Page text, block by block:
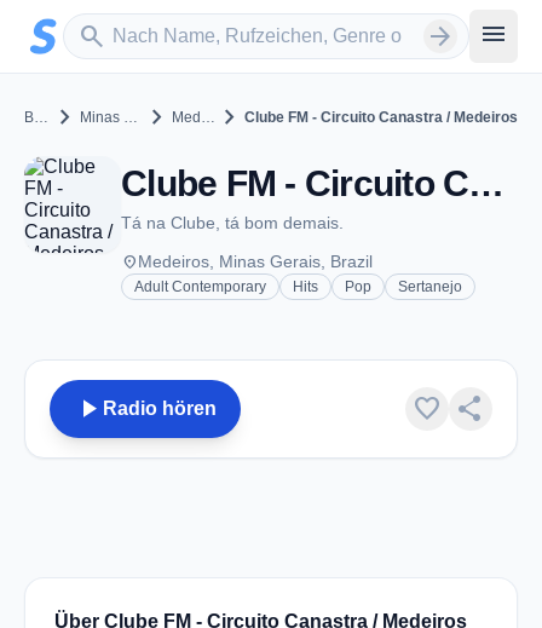
Zum Hauptinhalt springen
search
Sender suchen arrow_forward menu
Brazil chevron_right Minas Gerais chevron_right Medeiros chevron_right Clube FM - Circuito Canastra / Medeiros
Clube FM - Circuito Canastra / Medeiros - FM 107.5 - Medeiros
Tá na Clube, tá bom demais.
placeMedeiros, Minas Gerais, Brazil
Adult Contemporary Hits Pop Sertanejo
play_arrow Radio hören favorite share
Über Clube FM - Circuito Canastra / Medeiros